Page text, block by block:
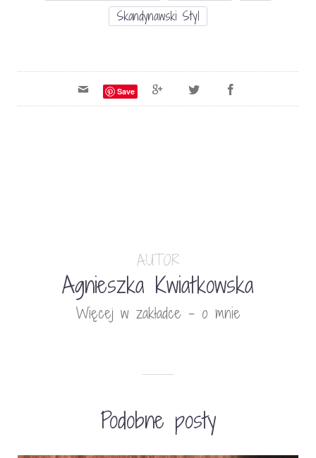
Skandynawski Styl
Save
AUTOR
Agnieszka Kwiatkowska
Więcej w zakładce - o mnie
Podobne posty